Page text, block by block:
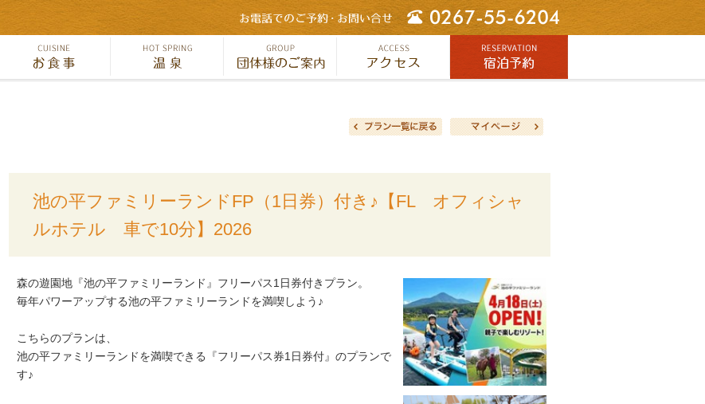
池の平ファミリーランドFP（1日券）付き♪【FL オフィシャ
ルホテル 車で10分】2026
森の遊園地『池の平ファミリーランド』フリーパス1日券付きプラン。
毎年パワーアップする池の平ファミリーランドを満喫しよう♪
こちらのプランは、
池の平ファミリーランドを満喫できる『フリーパス券1日券付』のプランで
す♪